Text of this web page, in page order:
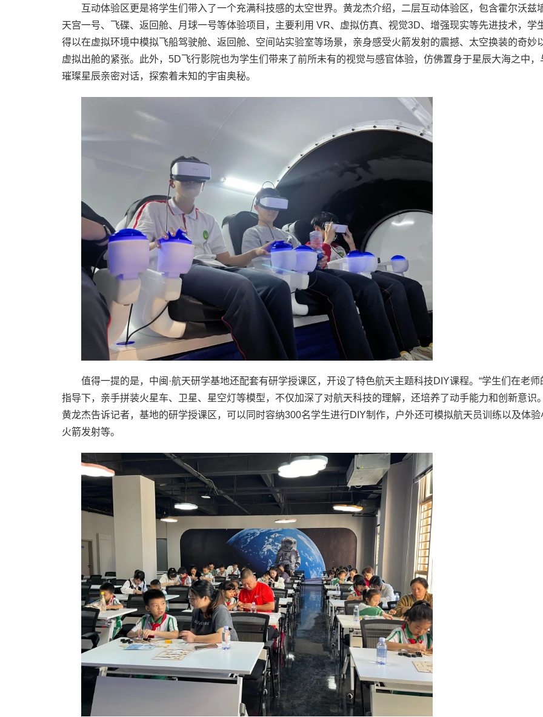
互动体验区更是将学生们带入了一个充满科技感的太空世界。黄龙杰介绍，二层互动体验区，包含霍尔沃兹
天宫一号、飞碟、返回舱、月球一号等体验项目，主要利用 VR、虚拟仿真、视觉3D、增强现实等先进技术，学
得以在虚拟环境中模拟飞船驾驶舱、返回舱、空间站实验室等场景，亲身感受火箭发射的震撼、太空换装的奇妙
虚拟出舱的紧张。此外，5D飞行影院也为学生们带来了前所未有的视觉与感官体验，仿佛置身于星辰大海之中，
璀璨星辰亲密对话，探索着未知的宇宙奥秘。
值得一提的是，中闽·航天研学基地还配套有研学授课区，开设了特色航天主题科技DIY课程。“学生们在老师
指导下，亲手拼装火星车、卫星、星空灯等模型，不仅加深了对航天科技的理解，还培养了动手能力和创新意识
黄龙杰告诉记者，基地的研学授课区，可以同时容纳300名学生进行DIY制作，户外还可模拟航天员训练以及体验
火箭发射等。